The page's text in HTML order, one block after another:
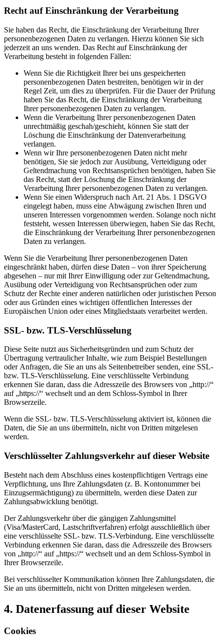
Recht auf Einschränkung der Verarbeitung
Sie haben das Recht, die Einschränkung der Verarbeitung Ihrer
personenbezogenen Daten zu verlangen. Hierzu können Sie sich
jederzeit an uns wenden. Das Recht auf Einschränkung der
Verarbeitung besteht in folgenden Fällen:
Wenn Sie die Richtigkeit Ihrer bei uns gespeicherten
personenbezogenen Daten bestreiten, benötigen wir in der
Regel Zeit, um dies zu überprüfen. Für die Dauer der Prüfung
haben Sie das Recht, die Einschränkung der Verarbeitung
Ihrer personenbezogenen Daten zu verlangen.
Wenn die Verarbeitung Ihrer personenbezogenen Daten
unrechtmäßig geschah/geschieht, können Sie statt der
Löschung die Einschränkung der Datenverarbeitung
verlangen.
Wenn wir Ihre personenbezogenen Daten nicht mehr
benötigen, Sie sie jedoch zur Ausübung, Verteidigung oder
Geltendmachung von Rechtsansprüchen benötigen, haben Sie
das Recht, statt der Löschung die Einschränkung der
Verarbeitung Ihrer personenbezogenen Daten zu verlangen.
Wenn Sie einen Widerspruch nach Art. 21 Abs. 1 DSGVO
eingelegt haben, muss eine Abwägung zwischen Ihren und
unseren Interessen vorgenommen werden. Solange noch nicht
feststeht, wessen Interessen überwiegen, haben Sie das Recht,
die Einschränkung der Verarbeitung Ihrer personenbezogenen
Daten zu verlangen.
Wenn Sie die Verarbeitung Ihrer personenbezogenen Daten
eingeschränkt haben, dürfen diese Daten – von ihrer Speicherung
abgesehen – nur mit Ihrer Einwilligung oder zur Geltendmachung,
Ausübung oder Verteidigung von Rechtsansprüchen oder zum
Schutz der Rechte einer anderen natürlichen oder juristischen Person
oder aus Gründen eines wichtigen öffentlichen Interesses der
Europäischen Union oder eines Mitgliedstaats verarbeitet werden.
SSL- bzw. TLS-Verschlüsselung
Diese Seite nutzt aus Sicherheitsgründen und zum Schutz der
Übertragung vertraulicher Inhalte, wie zum Beispiel Bestellungen
oder Anfragen, die Sie an uns als Seitenbetreiber senden, eine SSL-
bzw. TLS-Verschlüsselung. Eine verschlüsselte Verbindung
erkennen Sie daran, dass die Adresszeile des Browsers von „http://“
auf „https://“ wechselt und an dem Schloss-Symbol in Ihrer
Browserzeile.
Wenn die SSL- bzw. TLS-Verschlüsselung aktiviert ist, können die
Daten, die Sie an uns übermitteln, nicht von Dritten mitgelesen
werden.
Verschlüsselter Zahlungsverkehr auf dieser Website
Besteht nach dem Abschluss eines kostenpflichtigen Vertrags eine
Verpflichtung, uns Ihre Zahlungsdaten (z. B. Kontonummer bei
Einzugsermächtigung) zu übermitteln, werden diese Daten zur
Zahlungsabwicklung benötigt.
Der Zahlungsverkehr über die gängigen Zahlungsmittel
(Visa/MasterCard, Lastschriftverfahren) erfolgt ausschließlich über
eine verschlüsselte SSL- bzw. TLS-Verbindung. Eine verschlüsselte
Verbindung erkennen Sie daran, dass die Adresszeile des Browsers
von „http://“ auf „https://“ wechselt und an dem Schloss-Symbol in
Ihrer Browserzeile.
Bei verschlüsselter Kommunikation können Ihre Zahlungsdaten, die
Sie an uns übermitteln, nicht von Dritten mitgelesen werden.
4. Datenerfassung auf dieser Website
Cookies